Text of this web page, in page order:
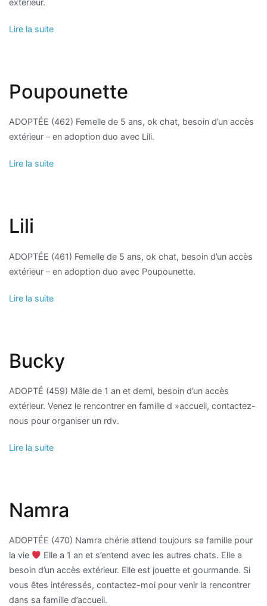
Lire la suite
Poupounette
ADOPTÉE (462) Femelle de 5 ans, ok chat, besoin d’un accès
extérieur – en adoption duo avec Lili.
Lire la suite
Lili
ADOPTÉE (461) Femelle de 5 ans, ok chat, besoin d’un accès
extérieur – en adoption duo avec Poupounette.
Lire la suite
Bucky
ADOPTÉ (459) Mâle de 1 an et demi, besoin d’un accès
extérieur. Venez le rencontrer en famille d »accueil, contactez-
nous pour organiser un rdv.
Lire la suite
Namra
ADOPTÉE (470) Namra chérie attend toujours sa famille pour
la vie
Elle a 1 an et s’entend avec les autres chats. Elle a
besoin d’un accès extérieur. Elle est jouette et gourmande. Si
vous êtes intéressés, contactez-moi pour venir la rencontrer
dans sa famille d’accueil.